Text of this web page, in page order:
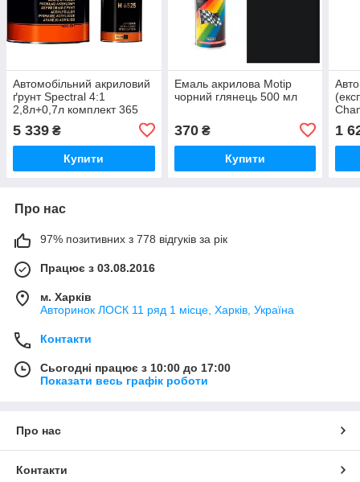
Автомобільний акриловий
ґрунт Spectral 4:1
2,8л+0,7л комплект 365
5 339 ₴
Купити
Емаль акрилова Motip
чорний глянець 500 мл
370₴
Купити
1
Про нас
97% позитивних з 778 відгуків за рік
Працює з 03.08.2016
м. Харків
Авторинок ЛОСК 11 ряд 1 місце, Харків, Україна
Контакти
Сьогодні працює з 10:00 до 17:00
Показати весь графік роботи
Про нас
Контакти